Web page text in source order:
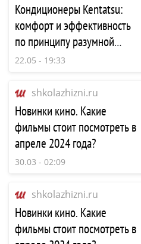
Кондиционеры Kentatsu:
комфорт и эффективность
по принципу разумной
достаточности
22.05 - 19:33
shkolazhizni.ru
Новинки кино. Какие
фильмы стоит посмотреть в
апреле 2024 года?
30.03 - 02:09
shkolazhizni.ru
Новинки кино. Какие
фильмы стоит посмотреть в